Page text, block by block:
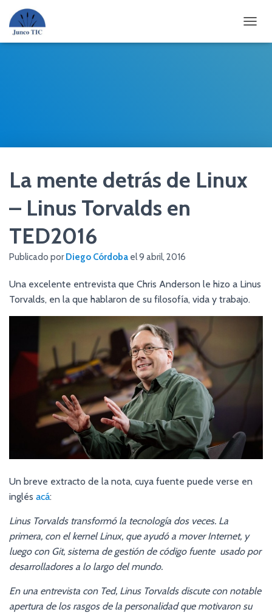
La mente detrás de Linux
– Linus Torvalds en
TED2016
Publicado porDiego Córdoba el9 abril, 2016
Una excelente entrevista que Chris Anderson le hizo a Linus
Torvalds, en la que hablaron de su filosofía, vida y trabajo.
Un breve extracto de la nota, cuya fuente puede verse en
inglés acá:
Linus Torvalds transformó la tecnología dos veces. La
primera, con el kernel Linux, que ayudó a mover Internet, y
luego con Git, sistema de gestión de código fuente usado por
desarrolladores a lo largo del mundo.
En una entrevista con Ted, Linus Torvalds discute con notable
apertura de los rasgos de la personalidadque motivaronsu